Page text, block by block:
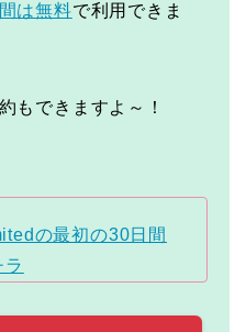
は無料で利用できま
もできますよ～！
の最初の30日間